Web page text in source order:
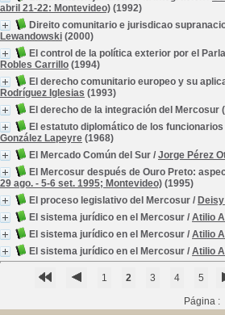
abril 21-22: Montevideo) (1992)
Direito comunitario e jurisdicao
Lewandowski (2000)
El control de la política exterior por el
Robles Carrillo (1994)
El derecho comunitario europeo y su
Rodríguez Iglesias (1993)
El derecho de la integración del Mercosur
El estatuto diplomático de los funcionarios
González Lapeyre (1968)
El Mercado Común del Sur / Jorge Pérez
El Mercosur después de Ouro Preto:
29 ago. - 5-6 set. 1995; Montevideo) (1995)
El proceso legislativo del Mercosur /
El sistema jurídico en el Mercosur / Atilio
El sistema jurídico en el Mercosur / Atilio
El sistema jurídico en el Mercosur / Atilio
1 2 3 4 5
Página :